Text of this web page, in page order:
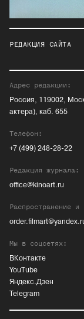
РЕДАКЦИЯ САЙТА
Адрес редакции:
Россия, 119002,
актера), каб. 655
Телефон:
+7 (499) 248-28-22
Редакция журнала:
office@kinoart.ru
Распространение и
Мы в соцсетях:
ВКонтакте
YouTube
Яндекс.Дзен
Telegram